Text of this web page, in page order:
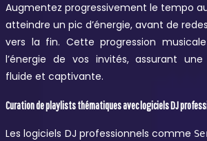
Augmentez progressivement le tempo
atteindre un pic d’énergie, avant de
vers la fin. Cette progression
l’énergie de vos invités, assurant
fluide et captivante.
Curation de playlists thématiques avec logiciels DJ
Les logiciels DJ professionnels comme